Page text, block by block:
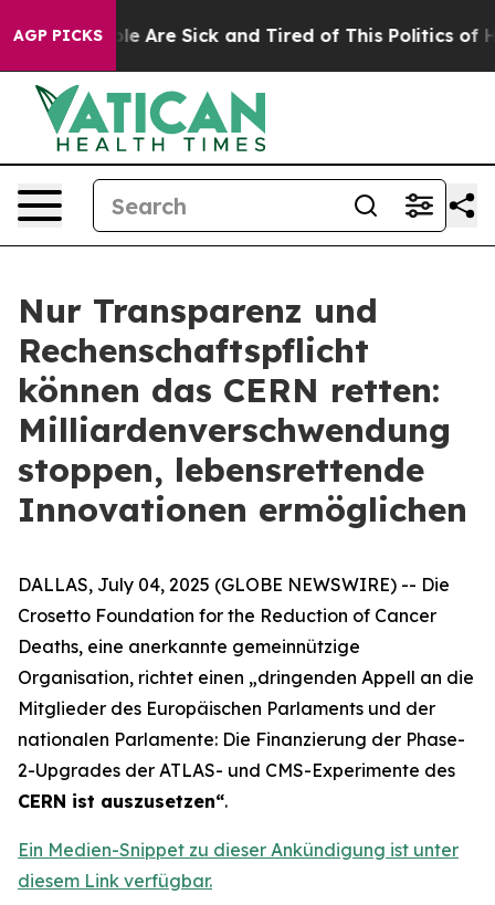
AGP PICKS
“People Are Sick and Tired of This Politics of
Nur Transparenz und
Rechenschaftspflicht
können das CERN retten:
Milliardenverschwendung
stoppen, lebensrettende
Innovationen ermöglichen
DALLAS, July 04, 2025 (GLOBE NEWSWIRE) -- Die
Crosetto Foundation for the Reduction of Cancer
Deaths, eine anerkannte gemeinnützige
Organisation, richtet einen „dringenden Appell an die
Mitglieder des Europäischen Parlaments und der
nationalen Parlamente: Die Finanzierung der Phase-
2-Upgrades der ATLAS- und CMS-Experimente des
CERN ist auszusetzen“.
Ein Medien-Snippet zu dieser Ankündigung ist unter
diesem Link verfügbar.